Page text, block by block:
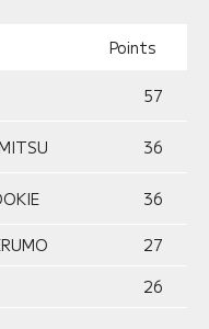
Points
57
36
36
27
26